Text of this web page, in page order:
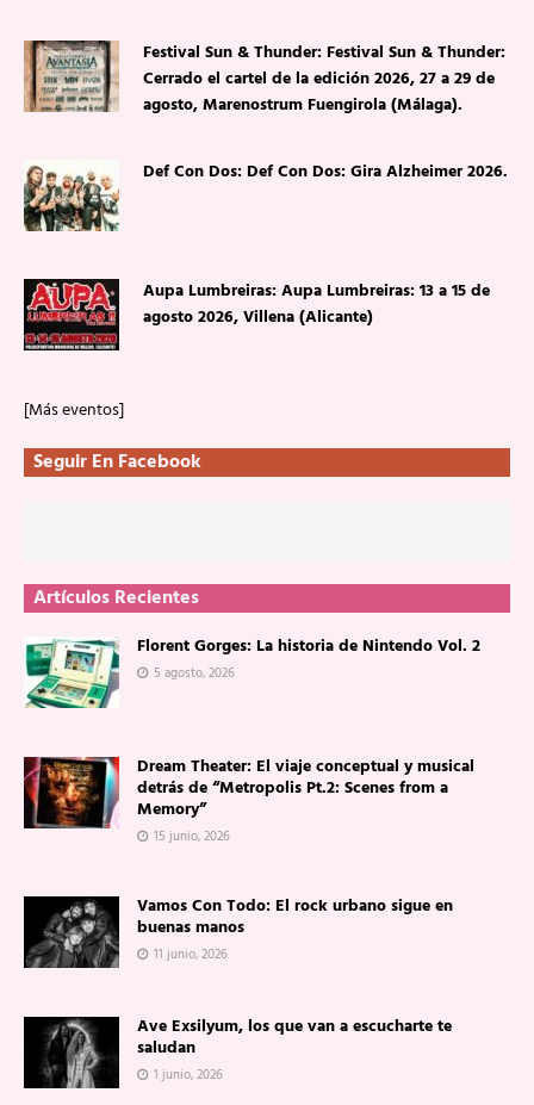
Festival Sun & Thunder: Festival Sun & Thunder:
Cerrado el cartel de la edición 2026, 27 a 29 de
agosto, Marenostrum Fuengirola (Málaga).
Def Con Dos: Def Con Dos: Gira Alzheimer 2026.
Aupa Lumbreiras: Aupa Lumbreiras: 13 a 15 de
agosto 2026, Villena (Alicante)
[Más eventos]
Seguir En Facebook
Artículos Recientes
Florent Gorges: La historia de Nintendo Vol. 2
5 agosto, 2026
Dream Theater: El viaje conceptual y musical
detrás de “Metropolis Pt.2: Scenes from a
Memory”
15 junio, 2026
Vamos Con Todo: El rock urbano sigue en
buenas manos
11 junio, 2026
Ave Exsilyum, los que van a escucharte te
saludan
1 junio, 2026